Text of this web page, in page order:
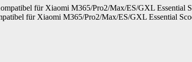
für Xiaomi M365/Pro2/Max/ES/GXL Essential